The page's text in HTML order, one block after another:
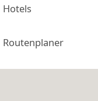
Hotels
Routenplaner